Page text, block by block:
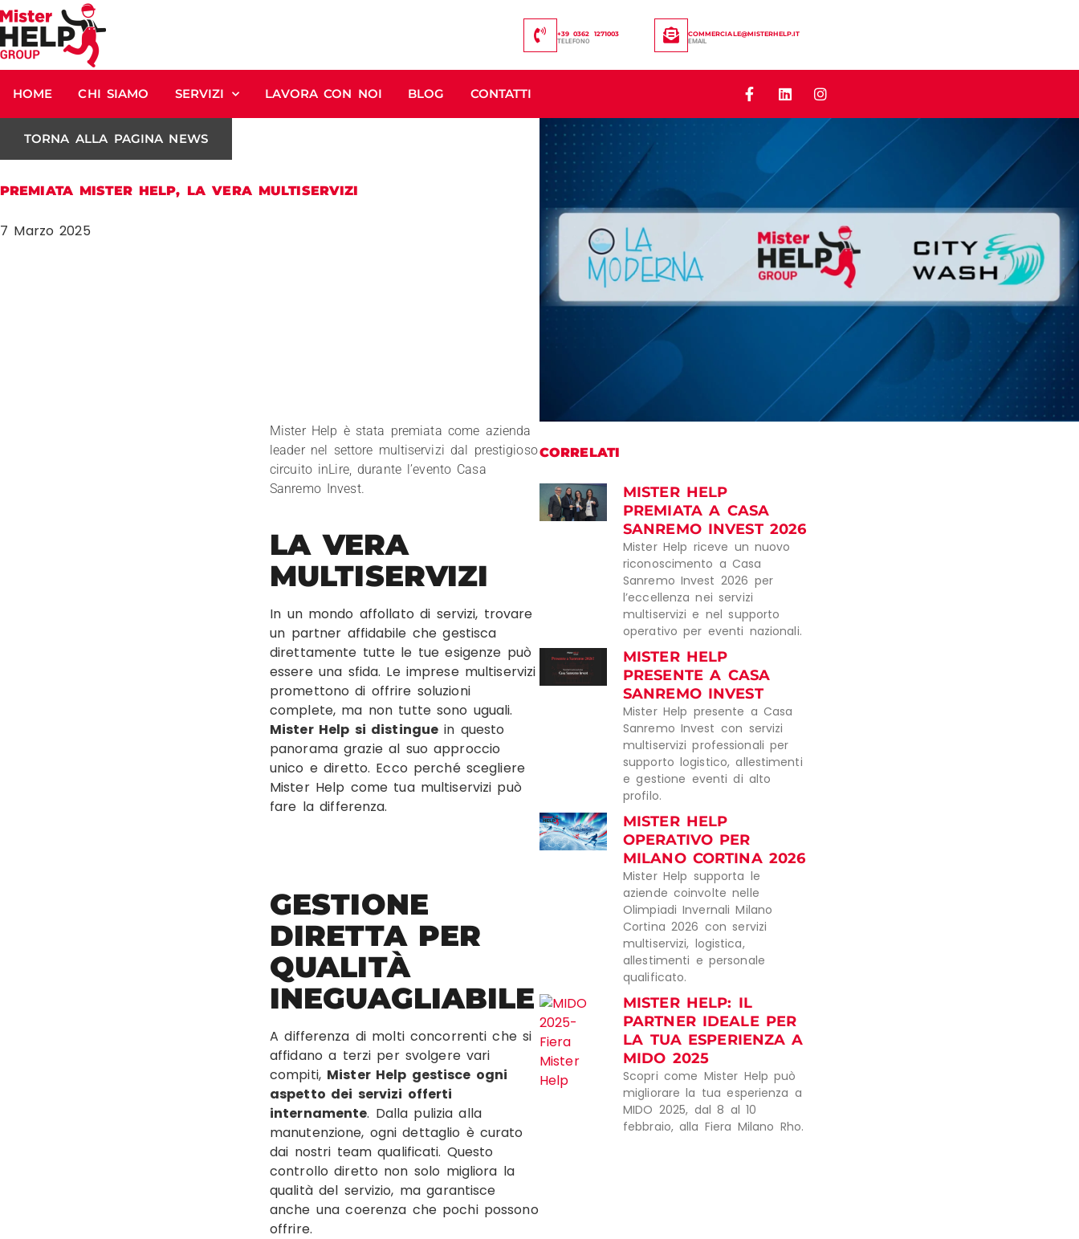
+39 0362 1271003
TELEFONO
COMMERCIALE@MISTERHELP.IT
EMAIL
HOME CHI SIAMO SERVIZI LAVORA CON NOI BLOG CONTATTI
TORNA ALLA PAGINA NEWS
PREMIATA MISTER HELP, LA VERA MULTISERVIZI
7 Marzo 2025
Mister Help è stata premiata come azienda
leader nel settore multiservizi dal prestigioso
circuito inLire, durante l’evento Casa
Sanremo Invest.
LA VERA
MULTISERVIZI
In un mondo affollato di servizi, trovare
un partner affidabile che gestisca
direttamente tutte le tue esigenze può
essere una sfida. Le imprese multiservizi
promettono di offrire soluzioni
complete, ma non tutte sono uguali.
Mister Help si distingue in questo
panorama grazie al suo approccio
unico e diretto. Ecco perché scegliere
Mister Help come tua multiservizi può
fare la differenza.
GESTIONE
DIRETTA PER
QUALITÀ
INEGUAGLIABILE
A differenza di molti concorrenti che si
affidano a terzi per svolgere vari
compiti, Mister Help gestisce ogni
aspetto dei servizi offerti
internamente. Dalla pulizia alla
manutenzione, ogni dettaglio è curato
dai nostri team qualificati. Questo
controllo diretto non solo migliora la
qualità del servizio, ma garantisce
anche una coerenza che pochi possono
offrire.
CORRELATI
MISTER HELP
PREMIATA A CASA
SANREMO INVEST 2026
Mister Help riceve un nuovo
riconoscimento a Casa
Sanremo Invest 2026 per
l’eccellenza nei servizi
multiservizi e nel supporto
operativo per eventi nazionali.
MISTER HELP
PRESENTE A CASA
SANREMO INVEST
Mister Help presente a Casa
Sanremo Invest con servizi
multiservizi professionali per
supporto logistico, allestimenti
e gestione eventi di alto
profilo.
MISTER HELP
OPERATIVO PER
MILANO CORTINA 2026
Mister Help supporta le
aziende coinvolte nelle
Olimpiadi Invernali Milano
Cortina 2026 con servizi
multiservizi, logistica,
allestimenti e personale
qualificato.
MISTER HELP: IL
PARTNER IDEALE PER
LA TUA ESPERIENZA A
MIDO 2025
Scopri come Mister Help può
migliorare la tua esperienza a
MIDO 2025, dal 8 al 10
febbraio, alla Fiera Milano Rho.